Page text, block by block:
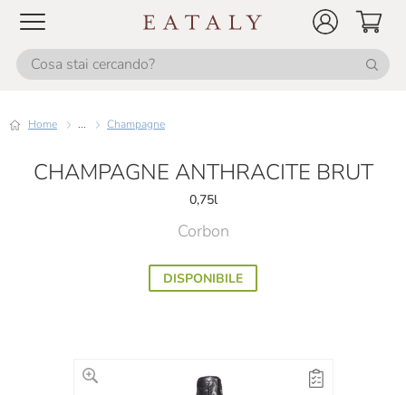
Home ... Champagne
CHAMPAGNE ANTHRACITE BRUT
0,75l
Corbon
DISPONIBILE